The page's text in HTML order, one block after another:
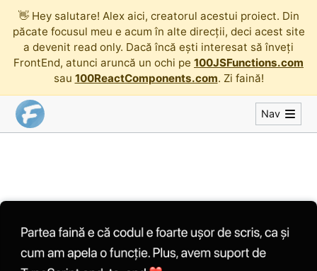
👋 Hey salutare! Alex aici, creatorul acestui proiect. Din
păcate focusul meu e acum în alte direcții, deci acest site
a devenit read only. Dacă încă ești interesat să înveți
FrontEnd, atunci aruncă un ochi pe 100JSFunctions.com
sau 100ReactComponents.com. Zi faină!
Nav